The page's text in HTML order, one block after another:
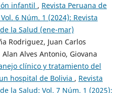
infantil , Revista Peruana de
6 Núm. 1 (2024): Revista
la Salud (ene-mar)
Rodriguez, Juan Carlos
Alves Antonio, Giovana
clínico y tratamiento del
hospital de Bolivia , Revista
la Salud: Vol. 7 Núm. 1 (2025):